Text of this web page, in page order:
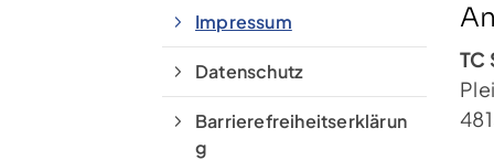
TC
Impressum
Datenschutz
Barrierefreiheitserklärun
g